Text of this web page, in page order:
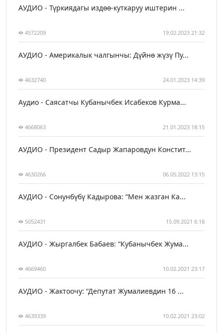
АУДИО - Түркиядагы издөө-куткаруу иштерин ...
4572209 19.02.2023 21:32
АУДИО - Америкалык чалгынчы: Дүйнө жүзү Пу...
4632740 24.01.2023 14:39
Аудио - Саясатчы Кубанычбек Исабеков Курма...
4668063 21.01.2023 18:15
АУДИО - Президент Садыр Жапаровдун Констит...
4630266 06.05.2022 13:15
АУДИО - Сонунбүбү Кадырова: “Мен жазган Ка...
5052431 15.09.2021 6:18
АУДИО - Жыргалбек Бабаев: “Кубанычбек Жума...
4669460 10.02.2021 23:17
АУДИО - Жактоочу: “Депутат Жумалиевдин 16 ...
4639339 10.02.2021 23:02